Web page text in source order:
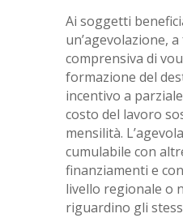
Ai soggetti
un’agevolazione,
comprensiva di
formazione del
incentivo a
costo del lavoro
mensilità.
cumulabile con
finanziamenti e
livello regionale o
riguardino gli